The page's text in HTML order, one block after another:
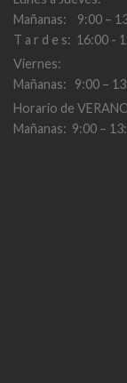
Mañanas: 9:00 –
T a r d e s: 16:00 -
Viernes:
Mañanas: 9:00 –
Horario de
Mañanas: 9:00 –